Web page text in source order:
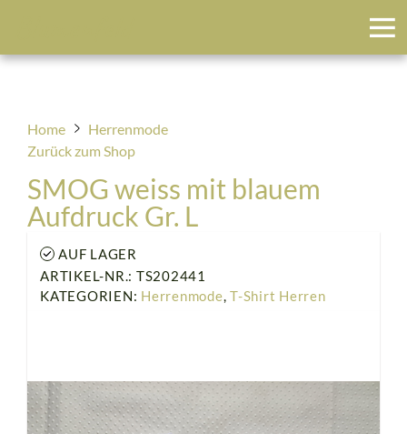
Home
Herrenmode
Zurück zum Shop
SMOG weiss mit blauem
Aufdruck Gr. L
AUF LAGER
ARTIKEL-NR.: TS202441
KATEGORIEN: Herrenmode, T-Shirt Herren